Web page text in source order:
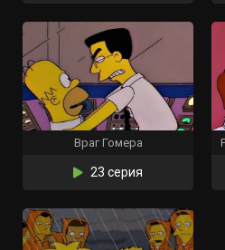
Враг Гомера
23 серия